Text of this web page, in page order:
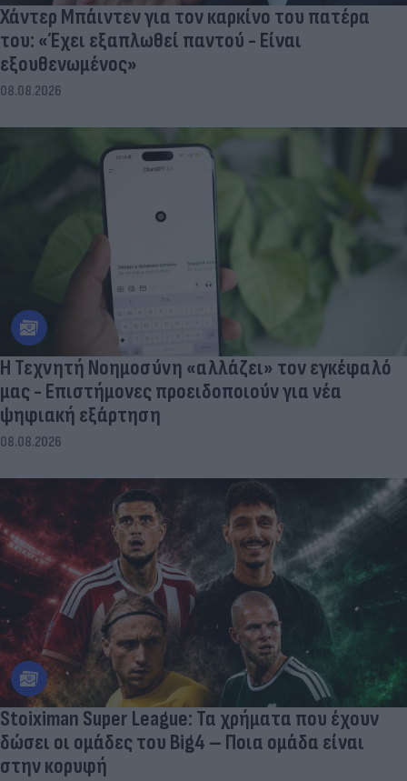
Χάντερ Μπάιντεν για τον καρκίνο του πατέρα
του: «Έχει εξαπλωθεί παντού - Είναι
εξουθενωμένος»
08.08.2026
Η Τεχνητή Νοημοσύνη «αλλάζει» τον εγκέφαλό
μας - Eπιστήμονες προειδοποιούν για νέα
ψηφιακή εξάρτηση
08.08.2026
Stoiximan Super League: Τα χρήματα που έχουν
δώσει οι ομάδες του Big4 – Ποια ομάδα είναι
στην κορυφή